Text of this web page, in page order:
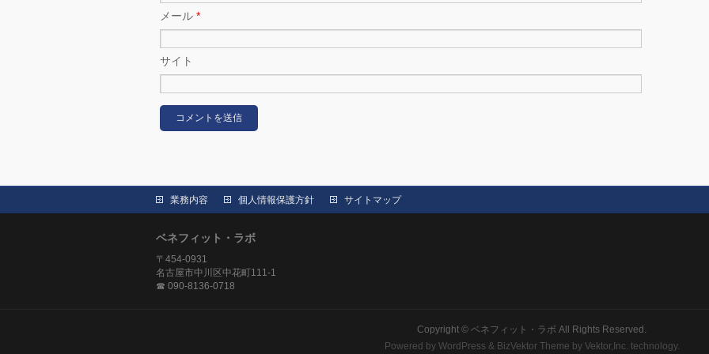
メール *
サイト
業務内容 個人情報保護方針 サイトマップ
ベネフィット・ラボ
〒454-0931
名古屋市中川区中花町111-1
☎ 090-8136-0718
Copyright © ベネフィット・ラボ All Rights Reserved.
Powered by WordPress & BizVektor Theme by Vektor,Inc. technology.